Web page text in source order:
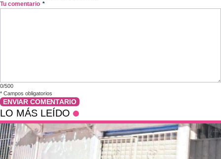
Tu comentario *
0/500
* Campos obligatorios
ENVIAR COMENTARIO
LO MÁS LEÍDO